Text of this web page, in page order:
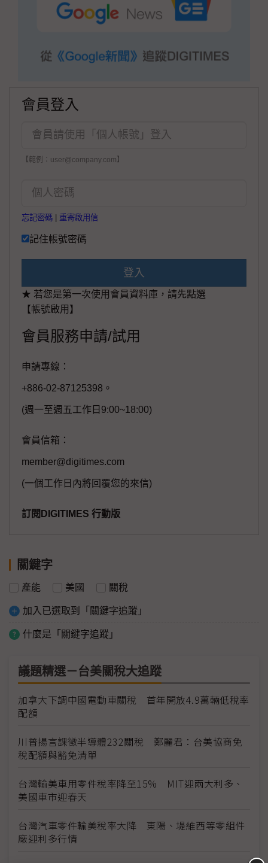
會員登入
【範例：user@company.com】
忘記密碼 重寄啟用信
記住帳號密碼
登入
★ 若您是第一次使用會員資料庫，請先點選
【帳號啟用】
會員服務申請/試用
申請專線：
+886-02-87125398。
(週一至週五工作日9:00~18:00)
會員信箱：
member@digitimes.com
(一個工作日內將回覆您的來信)
訂閱DIGITIMES 行動版
關鍵字
產能 美國 關稅
加入已選取到「關鍵字追蹤」
什麼是「關鍵字追蹤」
議題精選－台美關稅大追蹤
加拿大下調中國電動車關稅 首年開放4.9萬輛低稅率
配額
川普揚言課徵半導體232關稅 鄭麗君：台美協商免
稅配額與豁免清單
台灣輸美車用零件稅率降至15% MIT迎兩大利多、
美國車市迎春天
台灣汽車零件輸美稅率大降 東陽、堤維西等零組件
廠迎利多行情